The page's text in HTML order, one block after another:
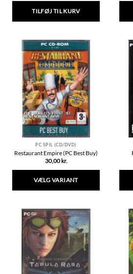
TILFØJ TIL KURV
PC SPIL (CD/DVD)
Restaurant Empire (PC Best Buy)
30,00 kr.
VÆLG VARIANT
har
flere
varianter.
Mulighederne
vælges
på